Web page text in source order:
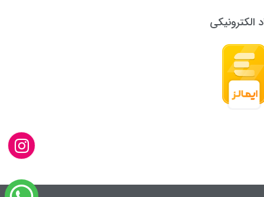
الکترونیکی